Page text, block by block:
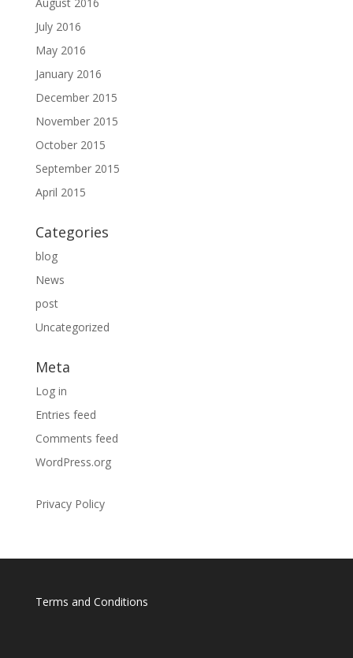
July 2016
May 2016
January 2016
December 2015
November 2015
October 2015
September 2015
April 2015
Categories
blog
News
post
Uncategorized
Meta
Log in
Entries feed
Comments feed
WordPress.org
Privacy Policy
Terms and Conditions